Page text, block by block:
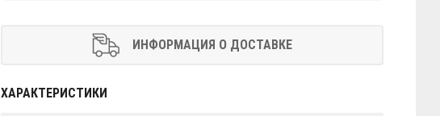
ИНФОРМАЦИЯ О ДОСТАВКЕ
ХАРАКТЕРИСТИКИ